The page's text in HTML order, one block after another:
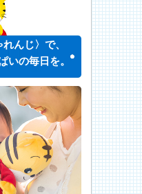
んじ〉で、
いの毎日を。